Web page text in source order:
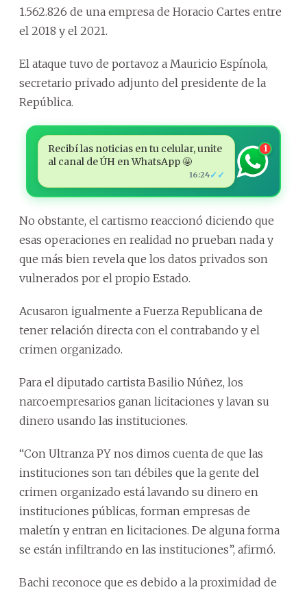
1.562.826 de una empresa de Horacio Cartes entre
el 2018 y el 2021.
El ataque tuvo de portavoz a Mauricio Espínola,
secretario privado adjunto del presidente de la
República.
Recibí las noticias en tu celular, unite
al canal de ÚH en WhatsApp 🤩
16:24✓✓
1
No obstante, el cartismo reaccionó diciendo que
esas operaciones en realidad no prueban nada y
que más bien revela que los datos privados son
vulnerados por el propio Estado.
Acusaron igualmente a Fuerza Republicana de
tener relación directa con el contrabando y el
crimen organizado.
Para el diputado cartista Basilio Núñez, los
narcoempresarios ganan licitaciones y lavan su
dinero usando las instituciones.
“Con Ultranza PY nos dimos cuenta de que las
instituciones son tan débiles que la gente del
crimen organizado está lavando su dinero en
instituciones públicas, forman empresas de
maletín y entran en licitaciones. De alguna forma
se están infiltrando en las instituciones”, afirmó.
Bachi reconoce que es debido a la proximidad de